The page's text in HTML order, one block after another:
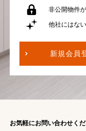
非公開物件が
他社にはない
新規会員
お気軽にお問い合わせく